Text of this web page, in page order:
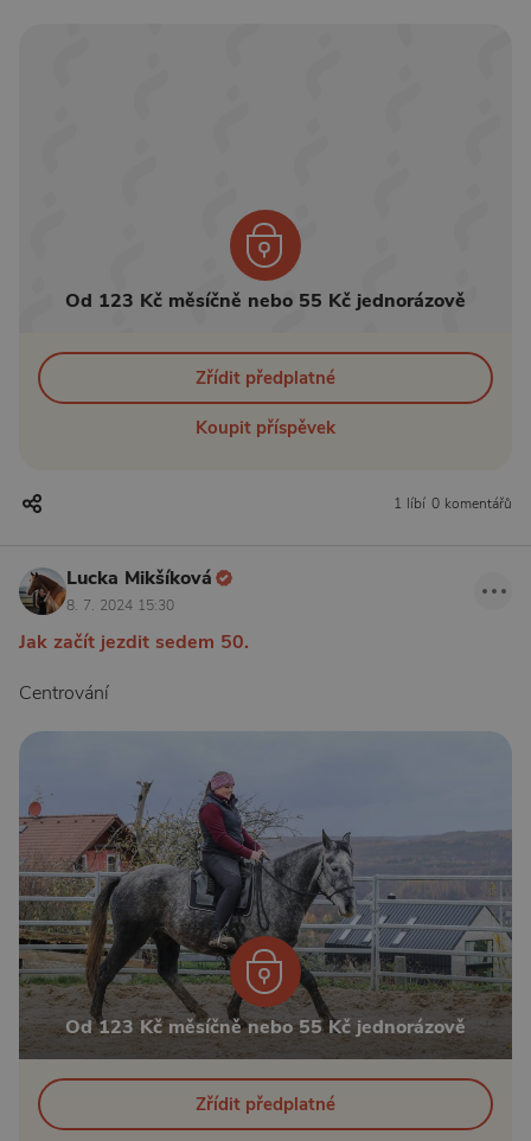
Od 123 Kč měsíčně nebo 55 Kč jednorázově
Zřídit předplatné
Koupit příspěvek
1 líbí 0 komentářů
Lucka Mikšíková
8. 7. 2024 15:30
Jak začít jezdit sedem 50.
Centrování
Od 123 Kč měsíčně nebo 55 Kč jednorázově
Zřídit předplatné